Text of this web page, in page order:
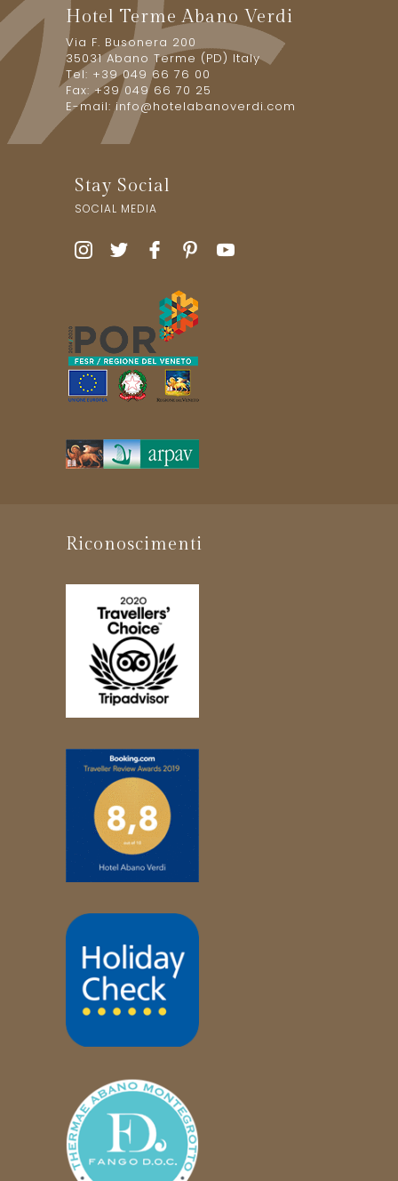
Hotel Terme Abano Verdi
Via F. Busonera 200
35031 Abano Terme (PD) Italy
Tel: +39 049 66 76 00
Fax: +39 049 66 70 25
E-mail:info@hotelabanoverdi.com
Stay Social
SOCIAL MEDIA
Riconoscimenti